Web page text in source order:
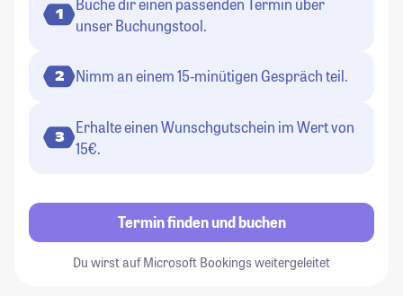
1
unser Buchungstool.
2 Nimm an einem 15-minütigen Gespräch teil.
3
Erhalte einen Wunschgutschein im Wert von
15€.
Termin finden und buchen
Du wirst auf Microsoft Bookings weitergeleitet